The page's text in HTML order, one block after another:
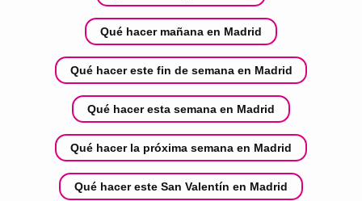
Qué hacer mañana en Madrid
Qué hacer este fin de semana en Madrid
Qué hacer esta semana en Madrid
Qué hacer la próxima semana en Madrid
Qué hacer este San Valentín en Madrid